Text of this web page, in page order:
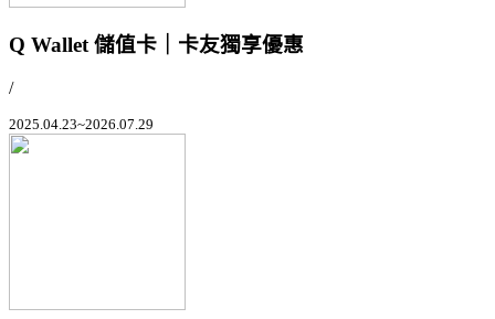
Q Wallet 儲值卡｜卡友獨享優惠
/
2025.04.23~2026.07.29